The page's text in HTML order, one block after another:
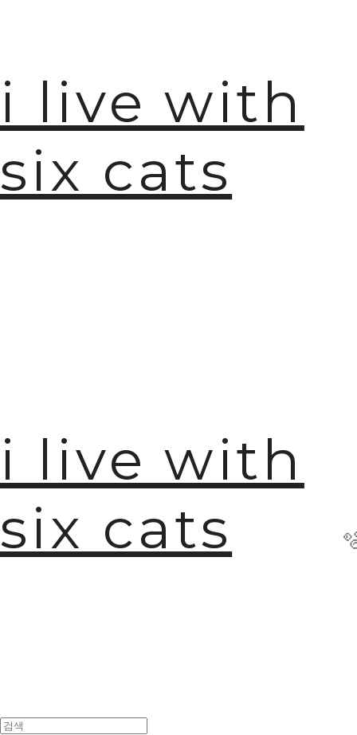
i live with
six cats
i live with
six cats